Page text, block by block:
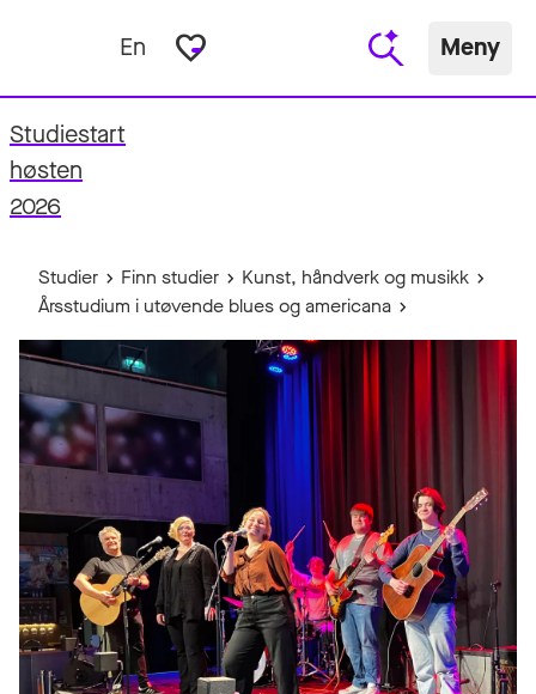
En favorite_border Meny
Studiestart
høsten
2026
Studier Finn studier
Kunst, håndverk og musikk
Årsstudium i utøvende blues og americana